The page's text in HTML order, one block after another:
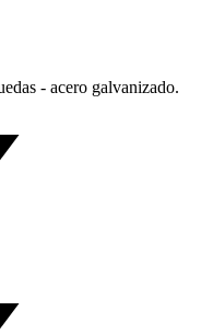
- acero galvanizado.